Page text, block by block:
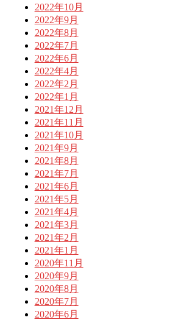
2022年10月
2022年9月
2022年8月
2022年7月
2022年6月
2022年4月
2022年2月
2022年1月
2021年12月
2021年11月
2021年10月
2021年9月
2021年8月
2021年7月
2021年6月
2021年5月
2021年4月
2021年3月
2021年2月
2021年1月
2020年11月
2020年9月
2020年8月
2020年7月
2020年6月